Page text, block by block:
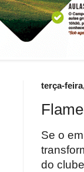
terça-
Se o
do